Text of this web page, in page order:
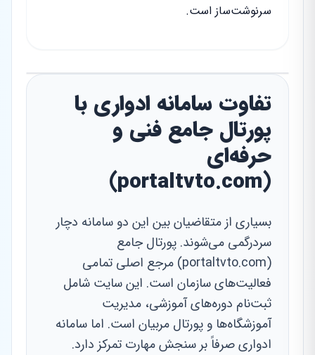
سرنوشت‌ساز است.
تفاوت سامانه ادواری با
پورتال جامع فنی و
حرفه‌ای
(portaltvto.com)
بسیاری از متقاضیان بین این دو سامانه دچار
سردرگمی می‌شوند. پورتال جامع
(portaltvto.com) مرجع اصلی تمامی
فعالیت‌های سازمان است. این سایت شامل
ثبت‌نام دوره‌های آموزشی، مدیریت
آموزشگاه‌ها و پورتال مربیان است. اما سامانه
ادواری صرفاً بر سنجش مهارت تمرکز دارد.